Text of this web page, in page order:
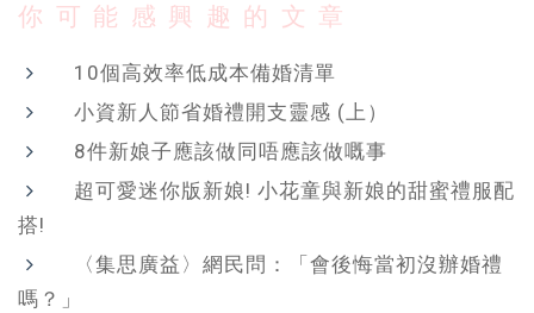
你可能感興趣的文章
10個高效率低成本備婚清單
小資新人節省婚禮開支靈感 (上）
8件新娘子應該做同唔應該做嘅事
超可愛迷你版新娘! 小花童與新娘的甜蜜禮服配
搭!
〈集思廣益〉網民問：「會後悔當初沒辦婚禮
嗎？」